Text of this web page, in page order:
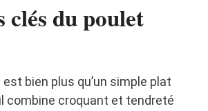
clés du poulet
bien plus qu’un simple plat
combine croquant et tendreté